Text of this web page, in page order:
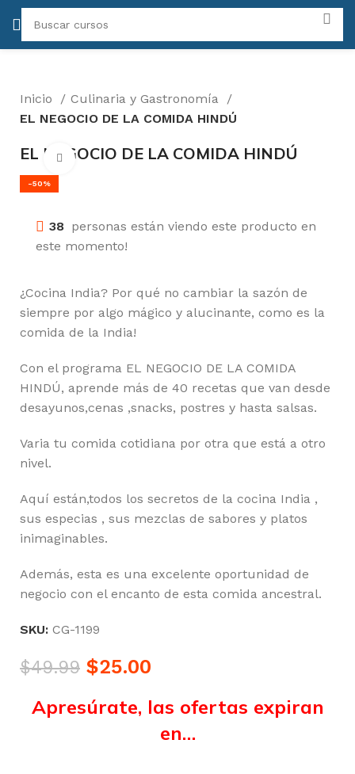
Inicio
Culinaria y Gastronomía
EL NEGOCIO DE LA COMIDA HINDÚ
EL NEGOCIO DE LA COMIDA HINDÚ
-50%
Click para agrandar
38 personas están viendo este producto en
este momento!
¿Cocina India? Por qué no cambiar la sazón de
siempre por algo mágico y alucinante, como es la
comida de la India!
Con el programa EL NEGOCIO DE LA COMIDA
HINDÚ, aprende más de 40 recetas que van desde
desayunos,cenas ,snacks, postres y hasta salsas.
Varia tu comida cotidiana por otra que está a otro
nivel.
Aquí están,todos los secretos de la cocina India ,
sus especias , sus mezclas de sabores y platos
inimaginables.
Además, esta es una excelente oportunidad de
negocio con el encanto de esta comida ancestral.
SKU: CG-1199
$49.99 $25.00
Apresúrate, las ofertas expiran
en…